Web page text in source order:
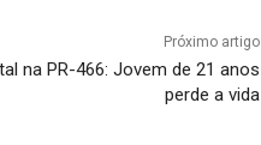
Próximo artigo
na PR-466: Jovem de 21 anos
perde a vida